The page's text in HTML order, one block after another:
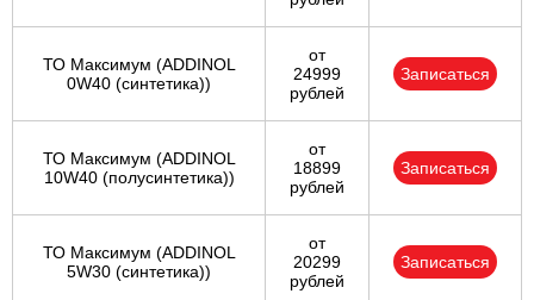
ТО Максимум (ADDINOL
0W40 (синтетика))
от
24999
рублей
Записаться
ТО Максимум (ADDINOL
10W40 (полусинтетика))
от
18899
рублей
Записаться
ТО Максимум (ADDINOL
5W30 (синтетика))
от
20299
рублей
Записаться